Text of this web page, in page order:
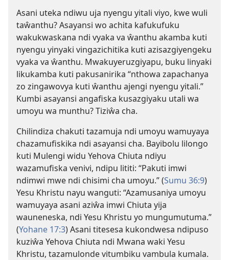
Asani uteka ndiwu uja nyengu yitali viyo, kwe wuli
taŵanthu? Asayansi wo achita kafukufuku
wakukwaskana ndi vyaka va ŵanthu akamba kuti
nyengu yinyaki vingazichitika kuti azisazgiyengeku
vyaka va ŵanthu. Mwakuyeruzgiyapu, buku linyaki
likukamba kuti pakusanirika “nthowa zapachanya
zo zingawovya kuti ŵanthu ajengi nyengu yitali.”
Kumbi asayansi angafiska kusazgiyaku utali wa
umoyu wa munthu? Tiziŵa cha.
Chilindiza chakuti tazamuja ndi umoyu wamuyaya
chazamufiskika ndi asayansi cha. Bayibolu lilongo
kuti Mulengi widu Yehova Chiuta ndiyu
wazamufiska venivi, ndipu lititi: “Pakuti imwi
ndimwi mwe ndi chisimi cha umoyu.” (Sumu 36:9)
Yesu Khristu nayu wanguti: “Azamusaniya umoyu
wamuyaya asani aziŵa imwi Chiuta yija
wauneneska, ndi Yesu Khristu yo mungumutuma.”
(Yohane 17:3) Asani titesesa kukondwesa ndipuso
kuziŵa Yehova Chiuta ndi Mwana waki Yesu
Khristu, tazamulonde vitumbiku vambula kumala.